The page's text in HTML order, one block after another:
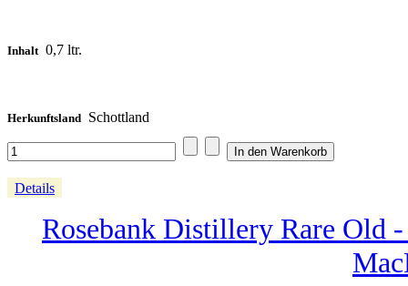
Inhalt 0,7 ltr.
Herkunftsland Schottland
Details
Rosebank Distillery Rare Old